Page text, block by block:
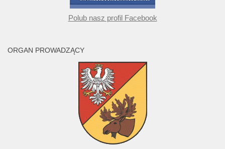
Polub nasz profil Facebook
ORGAN PROWADZĄCY